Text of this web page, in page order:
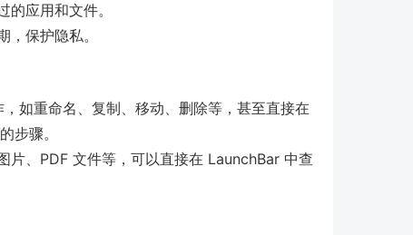
应用和文件。
保护隐私。
如重命名、复制、移动、删除等，甚至直接在
步骤。
片、PDF 文件等，可以直接在 LaunchBar 中查